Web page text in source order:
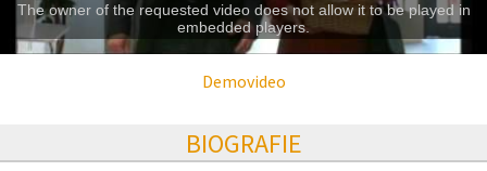
The owner of the requested video does not allow it to be played in
embedded players.
Demovideo
BIOGRAFIE